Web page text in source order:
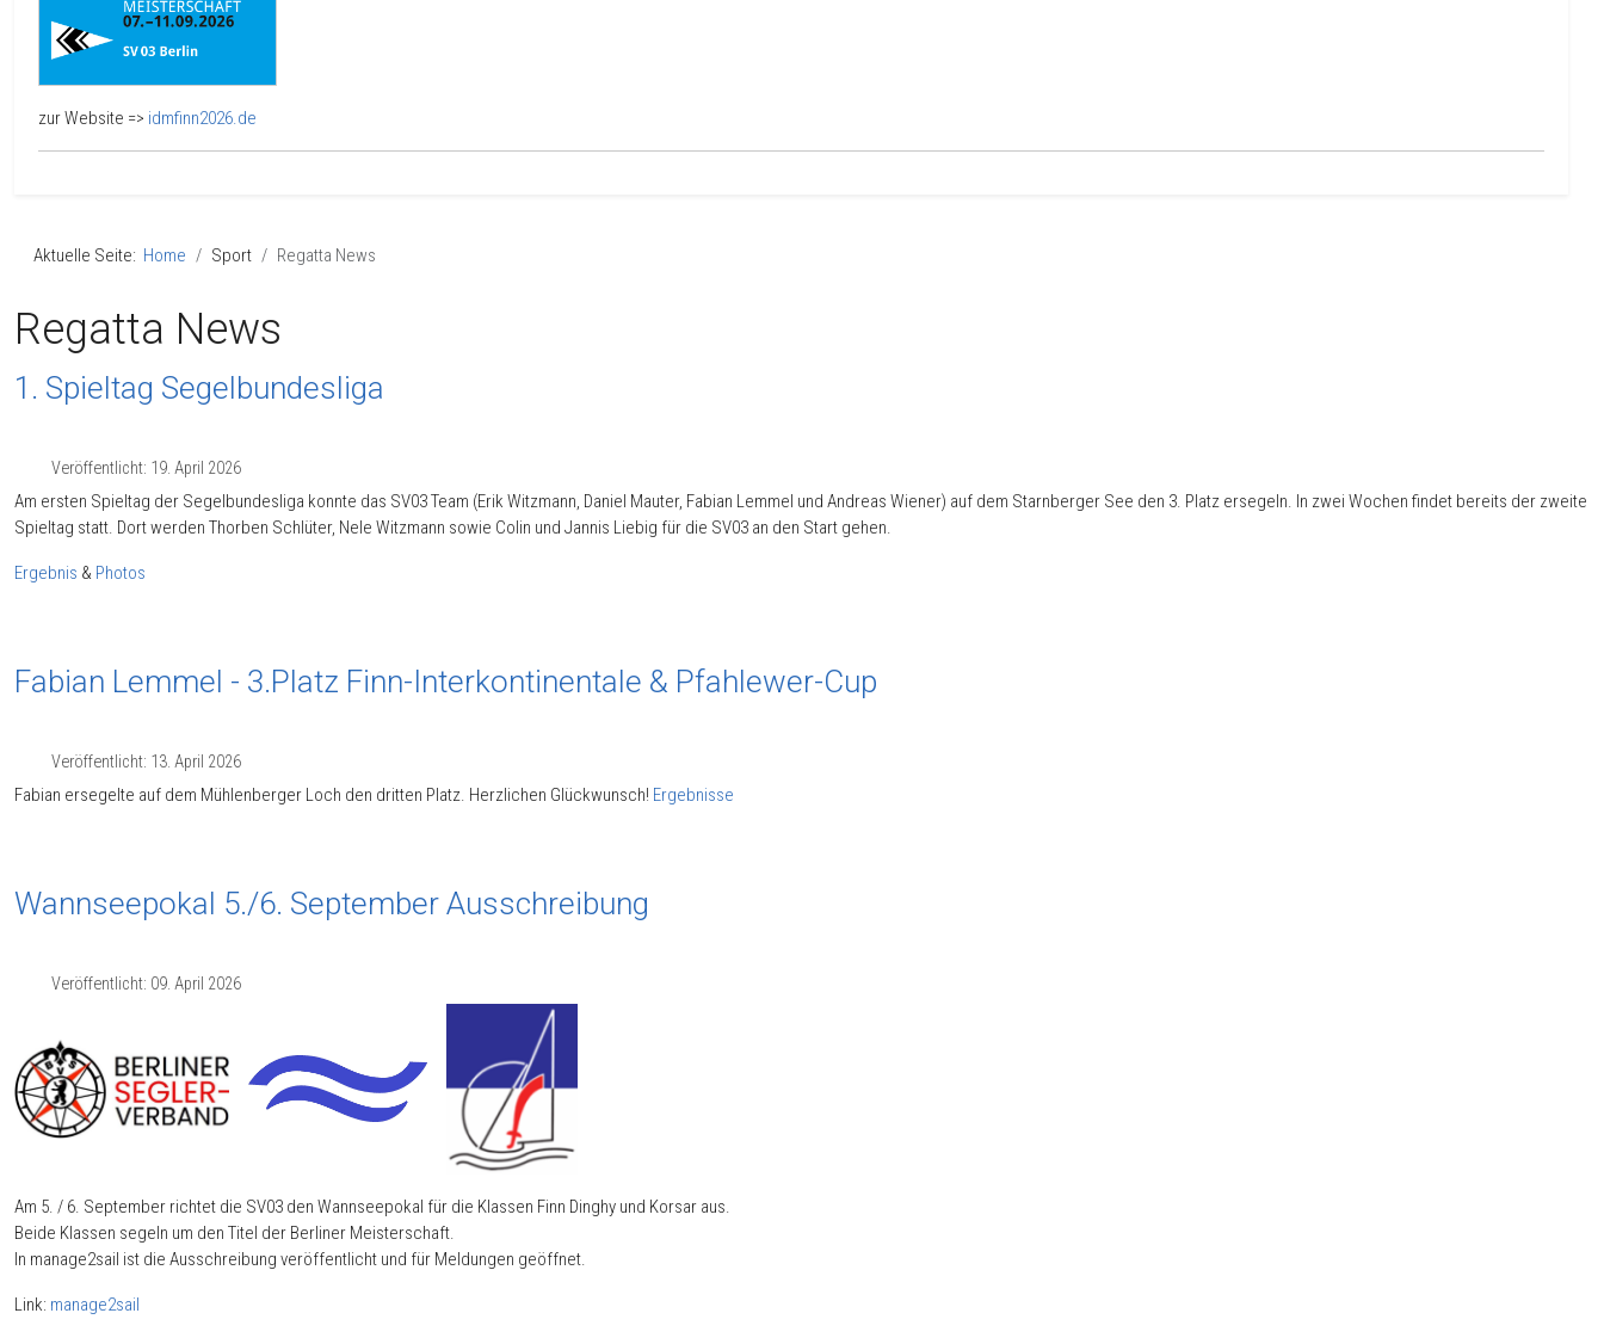
zur Website => idmfinn2026.de
Aktuelle Seite: Home Sport Regatta News
Regatta News
1. Spieltag Segelbundesliga
Veröffentlicht: 19. April 2026
Am ersten Spieltag der Segelbundesliga konnte das SV03 Team (Erik Witzmann, Daniel Mauter, Fabian Lemmel und Andreas Wiener) auf dem Starnberger See den 3. Platz ersegeln. In zwei Wochen findet bereits der zweite
Spieltag statt. Dort werden Thorben Schlüter, Nele Witzmann sowie Colin und Jannis Liebig für die SV03 an den Start gehen.
Ergebnis & Photos
Fabian Lemmel - 3.Platz Finn-Interkontinentale & Pfahlewer-Cup
Veröffentlicht: 13. April 2026
Fabian ersegelte auf dem Mühlenberger Loch den dritten Platz. Herzlichen Glückwunsch! Ergebnisse
Wannseepokal 5./6. September Ausschreibung
Veröffentlicht: 09. April 2026
Am 5. / 6. September richtet die SV03 den Wannseepokal für die Klassen Finn Dinghy und Korsar aus.
Beide Klassen segeln um den Titel der Berliner Meisterschaft.
In manage2sail ist die Ausschreibung veröffentlicht und für Meldungen geöffnet.
Link: manage2sail